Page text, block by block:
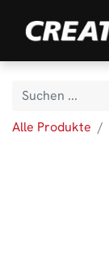
Alle Produkte